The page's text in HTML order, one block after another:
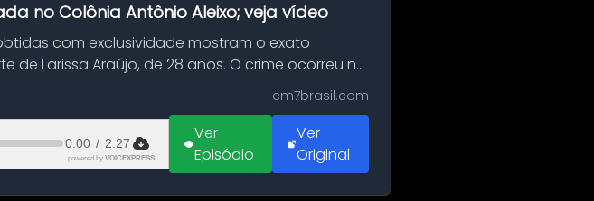
no Colônia Antônio Aleixo; veja vídeo
com exclusividade mostram o exato
Larissa Araújo, de 28 anos. O crime ocorreu na
cm7brasil.com
0:00 / 2:27
powered by VOICEXPRESS
Ver
Episódio
Ver
Original